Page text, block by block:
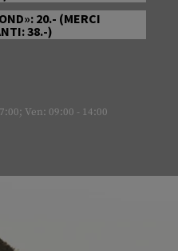
20.- (MERCI
38.-)
Ven: 09:00 - 14:00